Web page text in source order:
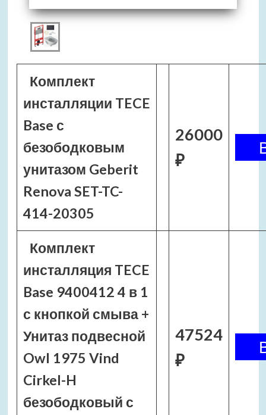
Комплект
инсталляции TECE
Base с
безободковым
унитазом Geberit
Renova SET-TC-
414-20305
26000
₽
Комплект
инсталляция TECE
Base 9400412 4 в 1
с кнопкой смыва +
Унитаз подвесной
Owl 1975 Vind
Cirkel-H
безободковый с
47524
₽